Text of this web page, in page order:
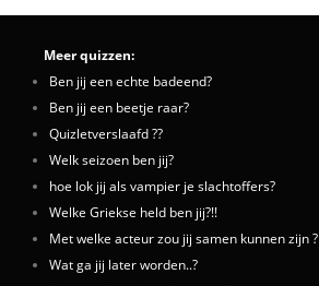
Meer quizzen:
Ben jij een echte badeend?
Ben jij een beetje raar?
Quizletverslaafd ??
Welk seizoen ben jij?
hoe lok jij als vampier je slachtoffers?
Welke Griekse held ben jij?!!
Met welke acteur zou jij samen kunnen zijn ?
Wat ga jij later worden..?